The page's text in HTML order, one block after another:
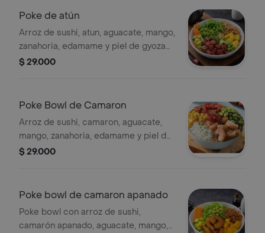
Poke de atún
Arroz de sushi, atun, aguacate, mango,
zanahoria, edamame y piel de gyoza
crocante.
$ 29.000
Poke Bowl de Camaron
Arroz de sushi, camaron, aguacate,
mango, zanahoria, edamame y piel de
gyoza crocante.
$ 29.000
Poke bowl de camaron apanado
Poke bowl con arroz de sushi,
camarón apanado, aguacate, mango,